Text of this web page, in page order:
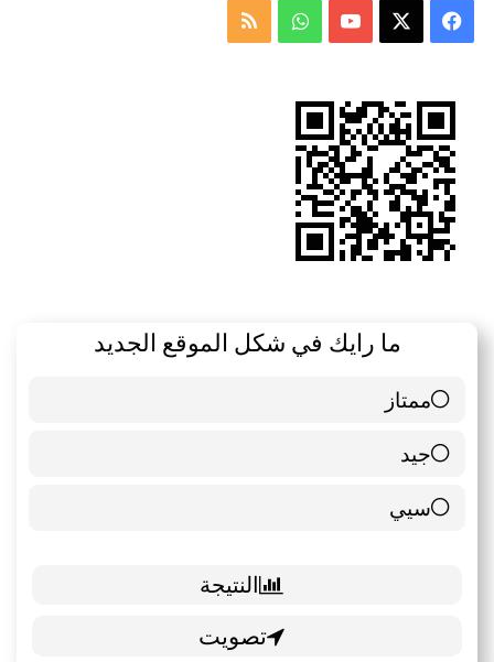
فيسبوك ‫YouTubeواتسابملخص
ما رايك في شكل الموقع الجديد
ممتاز
6 ( 85.71 % )
جيد
0 ( 0 % )
سيي
1 ( 14.29 % )